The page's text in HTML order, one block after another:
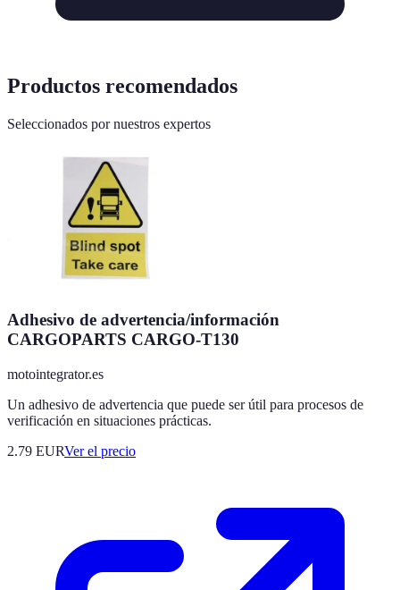
Productos recomendados
Seleccionados por nuestros expertos
Adhesivo de advertencia/información
CARGOPARTS CARGO-T130
motointegrator.es
Un adhesivo de advertencia que puede ser útil para procesos de
verificación en situaciones prácticas.
2.79 EURVer el precio